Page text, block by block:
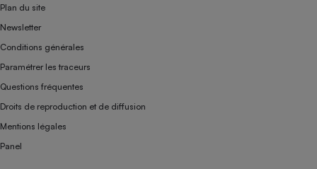
Plan du site
Newsletter
Conditions générales
Paramétrer les traceurs
Questions fréquentes
Droits de reproduction et de diffusion
Mentions légales
Panel